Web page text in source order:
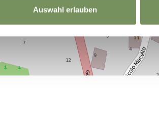
Auswahl erlauben